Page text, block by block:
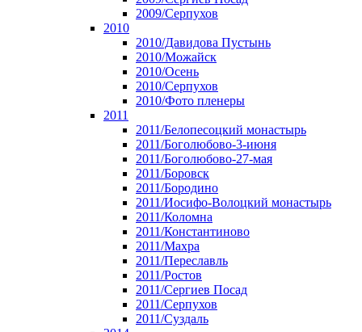
2009/Серпухов
2010
2010/Давидова Пустынь
2010/Можайск
2010/Осень
2010/Серпухов
2010/Фото пленеры
2011
2011/Белопесоцкий монастырь
2011/Боголюбово-3-июня
2011/Боголюбово-27-мая
2011/Боровск
2011/Бородино
2011/Иосифо-Волоцкий монастырь
2011/Коломна
2011/Константиново
2011/Махра
2011/Переславль
2011/Ростов
2011/Сергиев Посад
2011/Серпухов
2011/Суздаль